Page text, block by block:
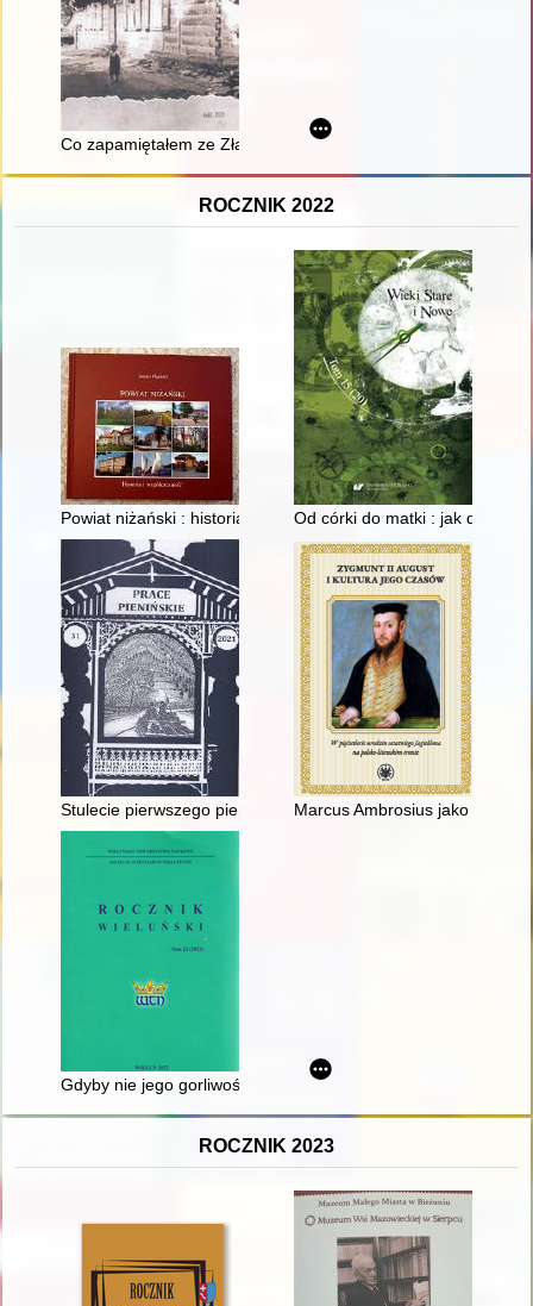
Co zapamiętałem ze Złakowa Borowego
ROCZNIK 2022
Powiat niżański : historia i współczesnośćOd córki do matki : jak
Stulecie pierwszego pienińskiego obszaru chronionego
Marcus Ambrosius jako
Gdyby nie jego gorliwość..." : ksiądz Wacław Kokowski herbu
ROCZNIK 2023